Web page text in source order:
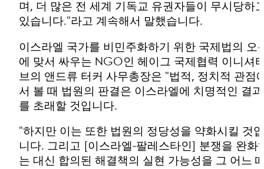
며, 더 많은 전 세계 기독교 유권자들이 무시당하
있습니다."라고 계속해서 말했습니다.
이스라엘 국가를 비민주화하기 위한 국제법의 오
에 맞서 싸우는 NGO인 헤이그 국제협력 이니셔
브의 앤드류 터커 사무총장은 "법적, 정치적 관점
서 볼 때 법원의 판결은 이스라엘에 치명적인 결과
를 초래할 것입니다.
"하지만 이는 또한 법원의 정당성을 약화시킬 것
니다. 그리고 [이스라엘-팔레스타인] 분쟁을 완화
는 대신 합의된 해결책의 실현 가능성을 그 어느